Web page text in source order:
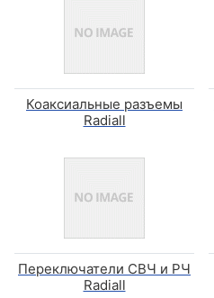
Коаксиальные разъемы
Radiall
Переключатели СВЧ и РЧ
Radiall